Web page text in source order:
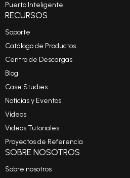
Puerto Inteligente
RECURSOS
Soporte
Catálogo de Productos
Centro de Descargas
Blog
Case Studies
Noticias y Eventos
Vídeos
Videos Tutoriales
Proyectos de Referencia
SOBRE NOSOTROS
Sobre nosotros